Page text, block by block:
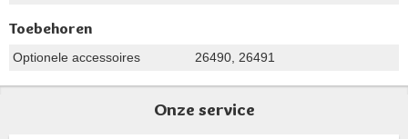
Toebehoren
Optionele accessoires 26490, 26491
Onze service